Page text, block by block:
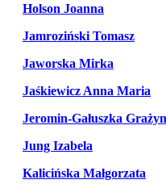
Holson Joanna
Jamroziński Tomasz
Jaworska Mirka
Jaśkiewicz Anna Maria
Jeromin-Gałuszka
Jung Izabela
Kalicińska Małgorzata